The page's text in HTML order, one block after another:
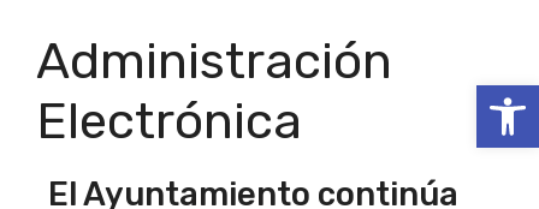
Abrir
Administración
Electrónica
El Ayuntamiento continúa